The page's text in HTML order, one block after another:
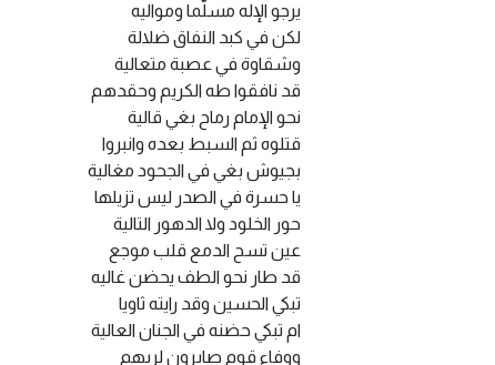
يرجو الإله مسلّما ومواليه
لكن في كبد النفاق ضلالة
وشقاوة في عصبة متعالية
قد نافقوا طه الكريم وحقدهم
نحو الإمام رماح بغي قالية
قتلوه ثم السبط بعده وانبروا
بجيوش بغي في الجحود مغالية
يا حسرة في الصدر ليس تزيلها
حور الخلود ولا الدهور التالية
عين تسح الدمع قلب موجع
قد طار نحو الطف يحضن غاليه
تبكي الحسين وقد رايته ثاويا
ام تبكي حضنه في الجنان العالية
ووفاء قوم صابرون لربهم